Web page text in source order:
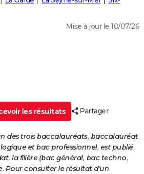
Mise à jour le 10/07/26
les résultats Partager
des trois baccalauréats, baccalauréat
et bac professionnel, est publié.
la filière (bac général, bac techno,
Pour consulter le résultat d'un